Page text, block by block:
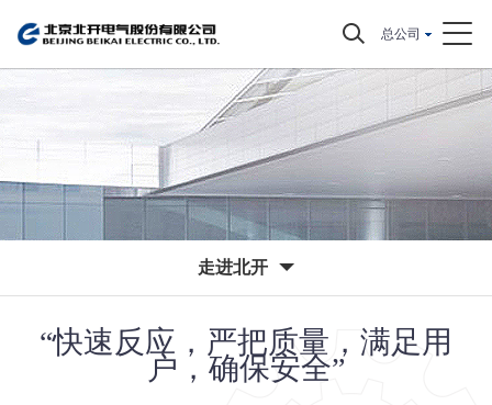
总公司
走进北开
“快速反应，严把质量，满足用
户，确保安全”